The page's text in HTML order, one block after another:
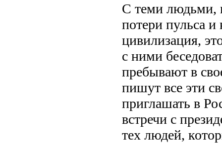
С теми людьми,
потери пульса и
цивилизация,
с ними
пребывают в
пишут все эти
приглашать в
встречи с
тех людей,